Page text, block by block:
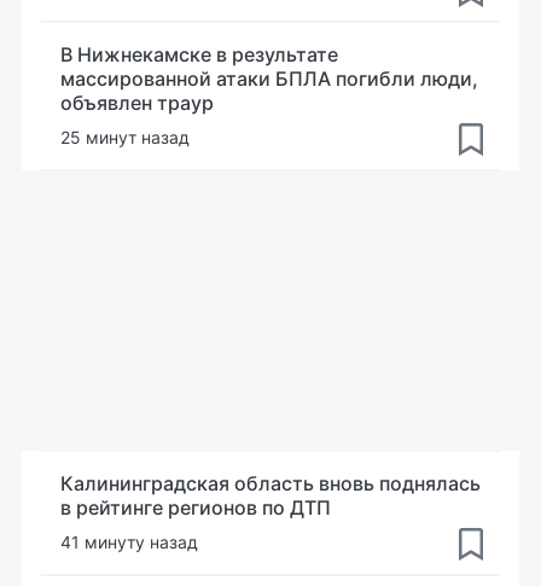
В Нижнекамске в результате
массированной атаки БПЛА погибли люди,
объявлен траур
25 минут назад
Калининградская область вновь поднялась
в рейтинге регионов по ДТП
41 минуту назад